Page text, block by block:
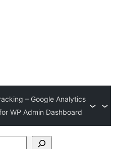
– Google Analytics
WP Admin Dashboard